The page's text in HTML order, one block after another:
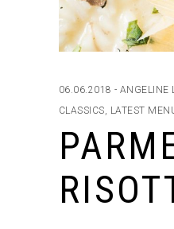
06.06.2018
ANGELINE
CLASSICS, LATEST